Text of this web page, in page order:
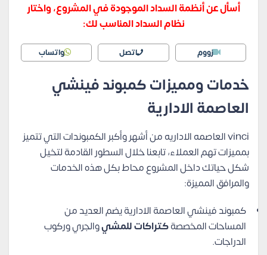
أسأل عن أنظمة السداد الموجودة في المشروع، واختار
نظام السداد المناسب لك:
زووم اتصل واتساب
خدمات ومميزات كمبوند فينشي
العاصمة الادارية
vinci العاصمه الاداريه من أشهر وأكبر الكمبوندات التي تتميز
بمميزات تهم العملاء، تابعنا خلال السطور القادمة لتخيل
شكل حياتك داخل المشروع محاط بكل هذه الخدمات
والمرافق المميزة:
كمبوند فينشي العاصمة الادارية يضم العديد من
المساحات المخصصةكتراكات للمشيوالجري وركوب
الدراجات.